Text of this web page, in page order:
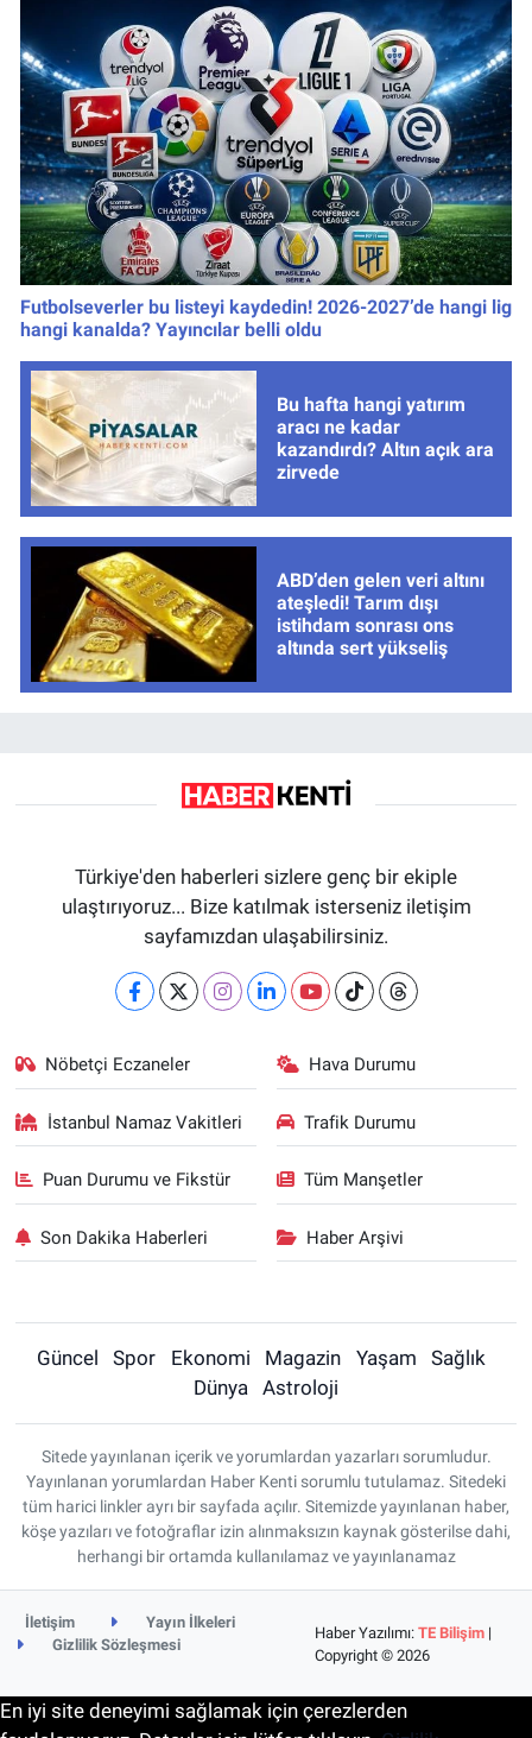
Futbolseverler bu listeyi kaydedin! 2026-2027’de hangi lig
hangi kanalda? Yayıncılar belli oldu
Bu hafta hangi yatırım
aracı ne kadar
kazandırdı? Altın açık ara
zirvede
ABD’den gelen veri altını
ateşledi! Tarım dışı
istihdam sonrası ons
altında sert yükseliş
Türkiye'den haberleri sizlere genç bir ekiple
ulaştırıyoruz... Bize katılmak isterseniz iletişim
sayfamızdan ulaşabilirsiniz.
Nöbetçi Eczaneler Hava Durumu
İstanbul Namaz Vakitleri Trafik Durumu
Puan Durumu ve Fikstür Tüm Manşetler
Son Dakika Haberleri Haber Arşivi
Güncel Spor Ekonomi Magazin Yaşam
Sağlık
Dünya
Astroloji
Sitede yayınlanan içerik ve yorumlardan yazarları sorumludur.
Yayınlanan yorumlardan Haber Kenti sorumlu tutulamaz. Sitedeki
tüm harici linkler ayrı bir sayfada açılır. Sitemizde yayınlanan haber,
köşe yazıları ve fotoğraflar izin alınmaksızın kaynak gösterilse dahi,
herhangi bir ortamda kullanılamaz ve yayınlanamaz
İletişim
Yayın İlkeleri
Gizlilik Sözleşmesi
Haber Yazılımı:TE Bilişim |
Copyright © 2026
En iyi site deneyimi sağlamak için çerezlerden